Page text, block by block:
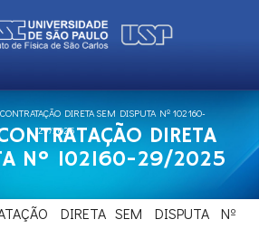
DIRETA SEM DISPUTA Nº 102160-
29/2025
DIRETA
Nº 102160-29/2025
DIRETA SEM DISPUTA Nº